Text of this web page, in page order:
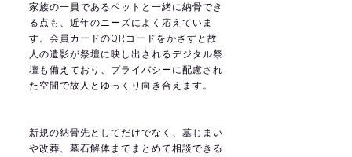
家族の一員であるペットと一緒に納骨でき
る点も、近年のニーズによく応えていま
す。会員カードのQRコードをかざすと故
人の遺影が祭壇に映し出されるデジタル祭
壇も備えており、プライバシーに配慮され
た空間で故人とゆっくり向き合えます。
新規の納骨先としてだけでなく、墓じまい
や改葬、墓石解体までまとめて相談できる